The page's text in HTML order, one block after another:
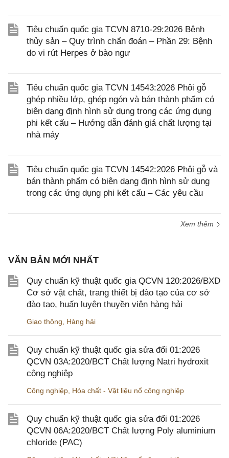
Tiêu chuẩn quốc gia TCVN 8710-29:2026 Bệnh
thủy sản – Quy trình chẩn đoán – Phần 29: Bệnh
do vi rút Herpes ở bào ngư
Tiêu chuẩn quốc gia TCVN 14543:2026 Phôi gỗ
ghép nhiều lớp, ghép ngón và bán thành phẩm có
biên dạng định hình sử dụng trong các ứng dụng
phi kết cấu – Hướng dẫn đánh giá chất lượng tại
nhà máy
Tiêu chuẩn quốc gia TCVN 14542:2026 Phôi gỗ và
bán thành phẩm có biên dạng định hình sử dụng
trong các ứng dụng phi kết cấu – Các yêu cầu
Xem thêm
VĂN BẢN MỚI NHẤT
Quy chuẩn kỹ thuật quốc gia QCVN 120:2026/BXD
Cơ sở vật chất, trang thiết bị đào tạo của cơ sở
đào tạo, huấn luyện thuyền viên hàng hải
Giao thông Hàng hải
Quy chuẩn kỹ thuật quốc gia sửa đổi 01:2026
QCVN 03A:2020/BCT Chất lượng Natri hydroxit
công nghiệp
Công nghiệp Hóa chất - Vật liệu nổ công nghiệp
Quy chuẩn kỹ thuật quốc gia sửa đổi 01:2026
QCVN 06A:2020/BCT Chất lượng Poly aluminium
chloride (PAC)